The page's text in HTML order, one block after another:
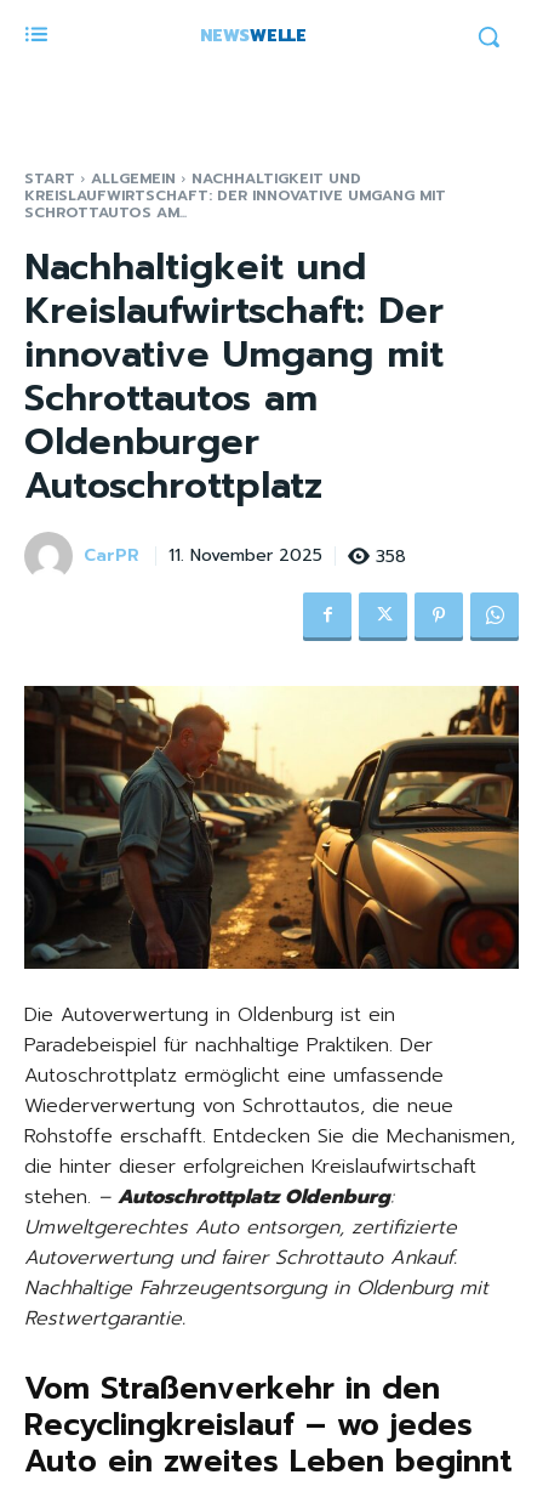
NEWSWELLE
START ALLGEMEIN NACHHALTIGKEIT UND
KREISLAUFWIRTSCHAFT: DER INNOVATIVE UMGANG MIT
SCHROTTAUTOS AM...
Nachhaltigkeit und
Kreislaufwirtschaft: Der
innovative Umgang mit
Schrottautos am
Oldenburger
Autoschrottplatz
CarPR 11. November 2025 358
Die Autoverwertung in Oldenburg ist ein
Paradebeispiel für nachhaltige Praktiken. Der
Autoschrottplatz ermöglicht eine umfassende
Wiederverwertung von Schrottautos, die neue
Rohstoffe erschafft. Entdecken Sie die Mechanismen,
die hinter dieser erfolgreichen Kreislaufwirtschaft
stehen. – Autoschrottplatz Oldenburg:
Umweltgerechtes Auto entsorgen, zertifizierte
Autoverwertung und fairer Schrottauto Ankauf.
Nachhaltige Fahrzeugentsorgung in Oldenburg mit
Restwertgarantie.
Vom Straßenverkehr in den
Recyclingkreislauf – wo jedes
Auto ein zweites Leben beginnt